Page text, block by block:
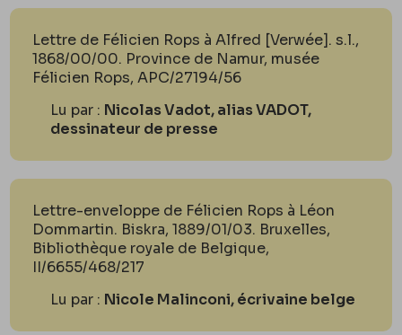
Lettre de Félicien Rops à Alfred [Verwée]. s.l.,
1868/00/00. Province de Namur, musée
Félicien Rops, APC/27194/56
Lu par : Nicolas Vadot, alias VADOT,
dessinateur de presse
Lettre-enveloppe de Félicien Rops à Léon
Dommartin. Biskra, 1889/01/03. Bruxelles,
Bibliothèque royale de Belgique,
II/6655/468/217
Lu par : Nicole Malinconi, écrivaine belge